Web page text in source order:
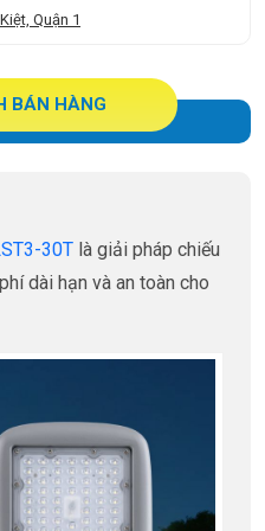
Quận 1
BÁN HÀNG
30T là giải pháp chiếu
dài hạn và an toàn cho